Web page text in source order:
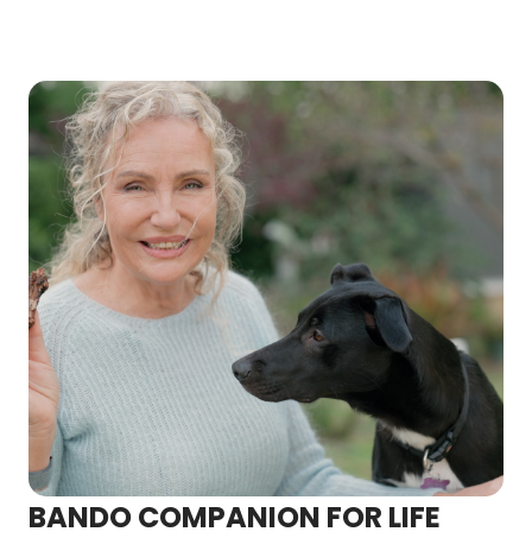
BANDO COMPANION FOR LIFE